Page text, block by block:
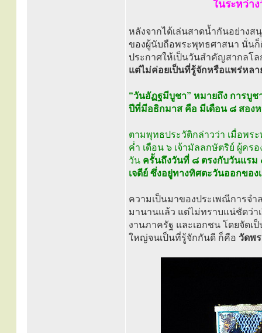
ในระหว่า
หลังจากได้เล่นสาดน้ำกันอย่าง
ของผู้นับถือพระพุทธศาสนา นั่น
ประกาศให้เป็นวันสำคัญสากลโ
แต่ไม่ค่อยเป็นที่รู้จักหรือแพร่หล
“วันอัฏฐมีบูชา” หมายถึง การบูช
ปีที่มีอธิกมาส คือ มีเดือน ๘ สอง
ตามพุทธประวัติกล่าวว่า เมื่อพร
ค่ำ เดือน ๖ เจ้ามัลลกษัตริย์ ผู้ค
วัน ครั้นถึงวันที่ ๘ ตรงกับวันแรม
เจดีย์ ซึ่งอยู่ทางทิศตะวันออกของ
ความเป็นมาของประเพณีการจำ
มานานแล้ว แต่ไม่ทราบแน่ชัดว่า
งานภาครัฐ และเอกชน โดยจัดเ
ใหญ่จนเป็นที่รู้จักกันดี ก็คือ วัดพ